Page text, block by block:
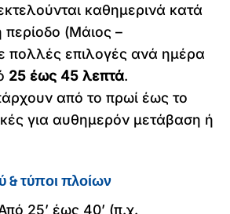
καθημερινά κατά
περίοδο (Μάιος –
πολλές επιλογές ανά ημέρα
25 έως 45 λεπτά.
από το πρωί έως το
για αυθημερόν μετάβαση ή
& τύποι πλοίων
25’ έως 40’ (π.χ.